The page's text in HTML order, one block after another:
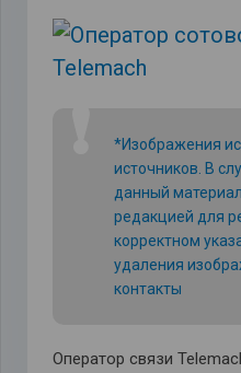
*Изображения
источников. В
данный
редакцией для
корректном
удаления
контакты
Оператор связи